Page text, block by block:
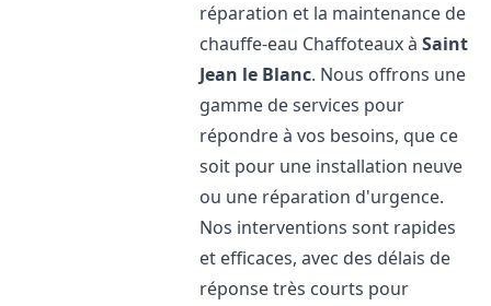
réparation et la maintenance de
chauffe-eau Chaffoteaux àSaint
Jean le Blanc. Nous offrons une
gamme de services pour
répondre à vos besoins, que ce
soit pour une installation neuve
ou une réparation d'urgence.
Nos interventions sont rapides
et efficaces, avec des délais de
réponse très courts pour